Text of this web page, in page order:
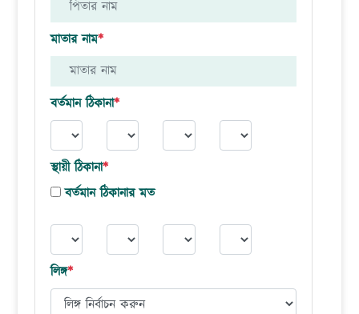
মাতার নাম*
বর্তমান ঠিকানা*
স্থায়ী ঠিকানা*
বর্তমান ঠিকানার মত
লিঙ্গ*